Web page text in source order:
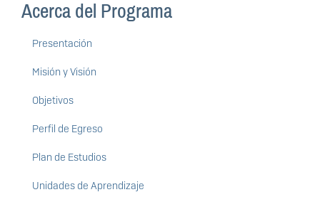
Acerca del Programa
Presentación
Misión y Visión
Objetivos
Perfil de Egreso
Plan de Estudios
Unidades de Aprendizaje